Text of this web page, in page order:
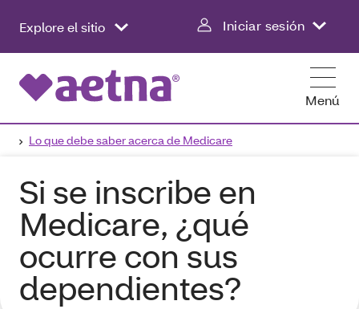
Explore el sitio Iniciar sesión
Menú
Lo que debe saber acerca de Medicare
Si se inscribe en
Medicare, ¿qué
ocurre con sus
dependientes?